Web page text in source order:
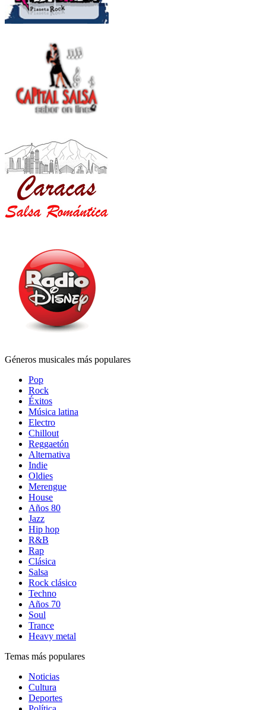
Géneros musicales más populares
Pop
Rock
Éxitos
Música latina
Electro
Chillout
Reggaetón
Alternativa
Indie
Oldies
Merengue
House
Años 80
Jazz
Hip hop
R&B
Rap
Clásica
Salsa
Rock clásico
Techno
Años 70
Soul
Trance
Heavy metal
Temas más populares
Noticias
Cultura
Deportes